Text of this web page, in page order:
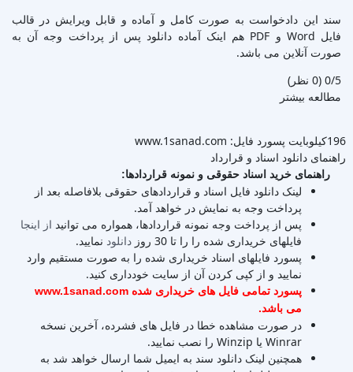
سند این دادخواست به صورت کامل و آماده و قابل ویرایش در قالب
فایل Word و PDF هم اینک آماده دانلود پس از پرداخت وجه آن به
صورت آنلاین می باشد.
‫0/5 ‫(0 نظر)
مطالعه بیشتر
196کیلوبایت
پسورد فایل: www.1sanad.com
راهنمای دانلود اسناد و قرارداد
راهنمای خرید اسناد حقوقی و نمونه قراردادها:
لینک دانلود فایل اسناد و قراردادهای حقوقی بلافاصله بعد از
پرداخت وجه به نمایش در خواهد آمد.
پس از پرداخت وجه نمونه قراردادها، همواره می توانید از اینجا
فایلهای خریداری شده را را تا 30 روز
دانلود نمایید.
پسورد فایلهای اسناد خریداری شده را به صورت مستقیم وارد
نمایید و از کپی کردن آن از سایت خودداری کنید.
پسورد تمامی فایل های خریداری شده www.1sanad.com
می باشد.
در صورت مشاهده خطا در فایل های فشرده، آخرین نسخه
Winrar یا Winzip را نصب نمایید.
همچنین لینک دانلود سند به ایمیل شما ارسال خواهد شد به